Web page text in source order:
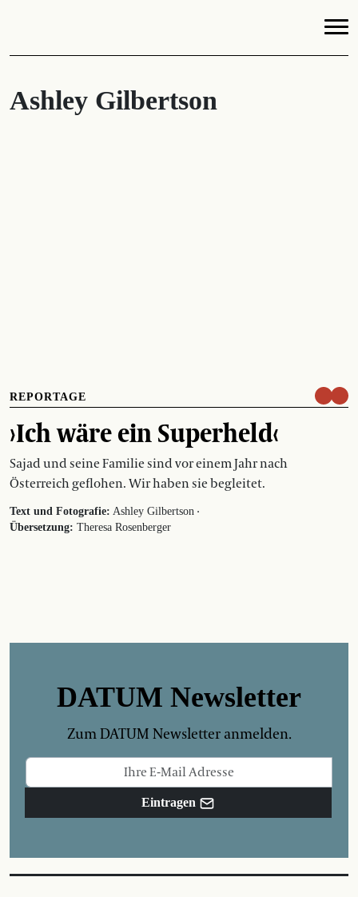
Ashley Gilbertson
REPORTAGE
›Ich wäre ein Superheld‹
Sajad und seine Familie sind vor einem Jahr nach
Österreich geflohen. Wir haben sie begleitet.
Text und Fotografie: Ashley Gilbertson ·
Übersetzung: Theresa Rosenberger
DATUM Newsletter
Zum DATUM Newsletter anmelden.
Eintragen